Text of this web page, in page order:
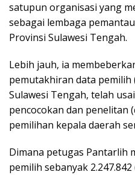
satupun organisasi yang
sebagai lembaga
Provinsi Sulawesi Tengah.
Lebih jauh, ia
pemutakhiran data pemilih
Sulawesi Tengah, telah
pencocokan dan penelitan
pemilihan kepala daerah
Dimana petugas Pantarlih
pemilih sebanyak